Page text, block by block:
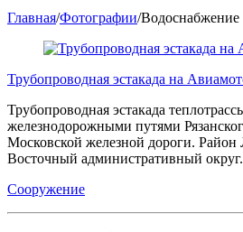
Главная/Фотографии/Водоснабжение
Трубопроводная эстакада на
Трубопроводная эстакада
железнодорожными путями
Московской железной дороги.
Восточный административный округ.
Сооружение